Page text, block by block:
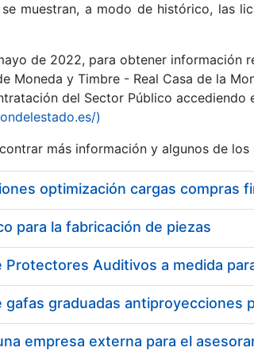
muestran, a modo de histórico, las
de 2022, para obtener información
Moneda y Timbre - Real Casa de la
del Sector Público accediendo
)
más información y algunos de
optimización cargas compras
para la fabricación de piezas